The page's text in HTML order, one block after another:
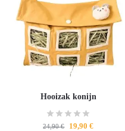
Hooizak konijn
24,90€ 19,90 €